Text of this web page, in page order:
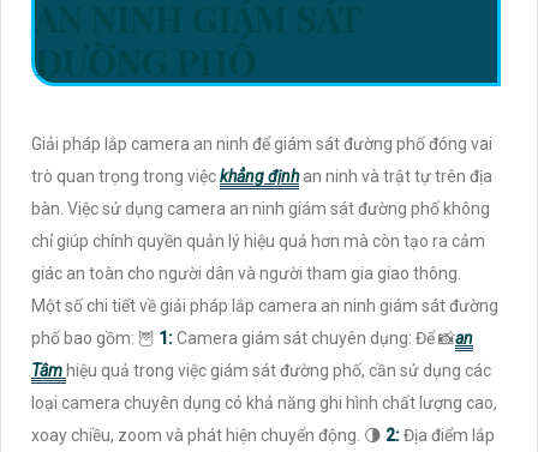
ĐƯỜNG PHỐ
Giải pháp lắp camera an ninh để giám sát đường phố đóng vai
trò quan trọng trong việckhẳng địnhan ninh và trật tự trên địa
bàn. Việc sử dụng camera an ninh giám sát đường phố không
chỉ giúp chính quyền quản lý hiệu quả hơn mà còn tạo ra cảm
giác an toàn cho người dân và người tham gia giao thông.
Một số chi tiết về giải pháp lắp camera an ninh giám sát đường
phố bao gồm: 🦉 1:Camera giám sát chuyên dụng: Để 📸an
Tâm hiệu quả trong việc giám sát đường phố, cần sử dụng các
loại camera chuyên dụng có khả năng ghi hình chất lượng cao,
xoay chiều, zoom và phát hiện chuyển động. 🌗 2:Địa điểm lắp